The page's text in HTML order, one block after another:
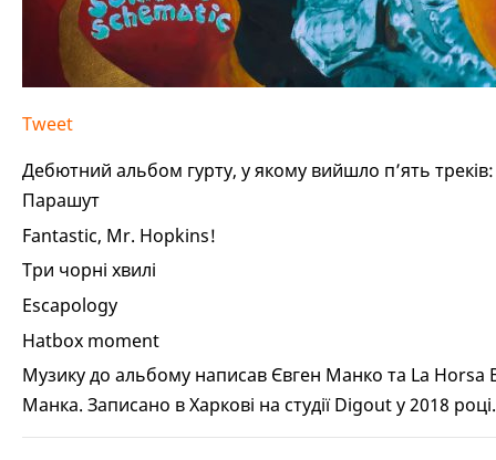
Tweet
Дебютний альбом гурту, у якому вийшло п’ять треків:
Парашут
Fantastic, Mr. Hopkins!
Три чорні хвилі
Escapology
Hatbox moment
Музику до альбому написав Євген Манко та La Horsa
Манка. Записано в Харкові на студії Digout у 2018